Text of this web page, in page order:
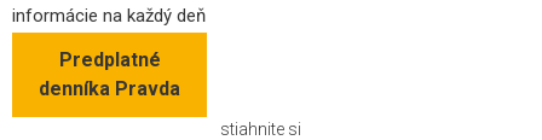
informácie na každý deň
Predplatné
denníka Pravda
stiahnite si